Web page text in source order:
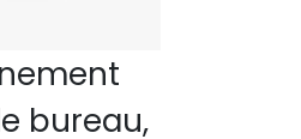
bureau,